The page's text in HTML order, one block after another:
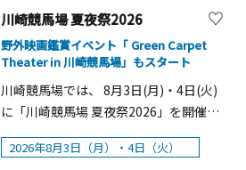
飾:HANABITO 監修 島田智香子【エリス
マン邸】「幸せをとどける♡ちいさな
魔女」装飾: フラワーショップ＆スクー
ル ゆりの木 加藤みどり【山手234番
館】横浜市による修繕工事のため、休
密の花園」装飾:梶井宮御流第二十一世
スタミナたっぷりの「誘惑のメニュ
ー」を提供します。&nbsp;「きのこメ
ニュー」では、きのこメーカー大手の
ホクト(株)の協賛のもと、ホクトプレミ
アム 霜降りひらたけや一番採り生どん
こをはじめとする6種類のきのこを使用
したオリジナルメニューをご用意。ラ
ンドマークプラザの『きのこいっぱい
「KANAFANまつり」を７月7日（火曜
日）に開催します。 &nbsp;県内企業30
社が出展する合同会社説明会を実施す
るほか、浴衣着付け体験やめんこ作り
などの日本文化体験コーナーなど、ど
数ご用意しています。 &nbsp;ぜひご参
川崎競馬場 夏夜祭2026
野外映画鑑賞イベント「 Green Carpet
Theater in 川崎競馬場」もスタート
川崎競馬場では、 8月3日(月)・4日(火)
に「川崎競馬場 夏夜祭2026」を開催し
ます。盆踊りや縁日など 、 古き良き日
本の 「 祭 」 文化が楽しめます。また3
2026年8月3日（月）・4日（火）